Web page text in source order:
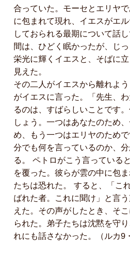
合っていた。モーセとエリヤ
に包まれて現れ、イエスがエ
しておられる最期について話
間は、ひどく眠かったが、じっ
栄光に輝くイエスと、そばに
見えた。
その二人がイエスから離れよ
がイエスに言った。「先生、
るのは、すばらしいことです
しょう。一つはあなたのため
め、もう一つはエリヤのため
分でも何を言っているのか、
る。 ペトロがこう言っている
を覆った。彼らが雲の中に包
たちは恐れた。 すると、「こ
ばれた者。これに聞け」と言
えた。その声がしたとき、そ
られた。弟子たちは沈黙を守
れにも話さなかった。（ルカ9